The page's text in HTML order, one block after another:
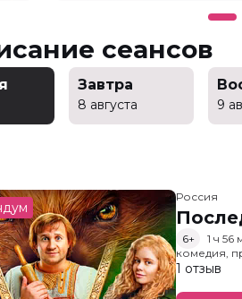
сеансов
Завтра
8 августа 9
Россия
6+
1 ч 56
комедия,
1 отзыв